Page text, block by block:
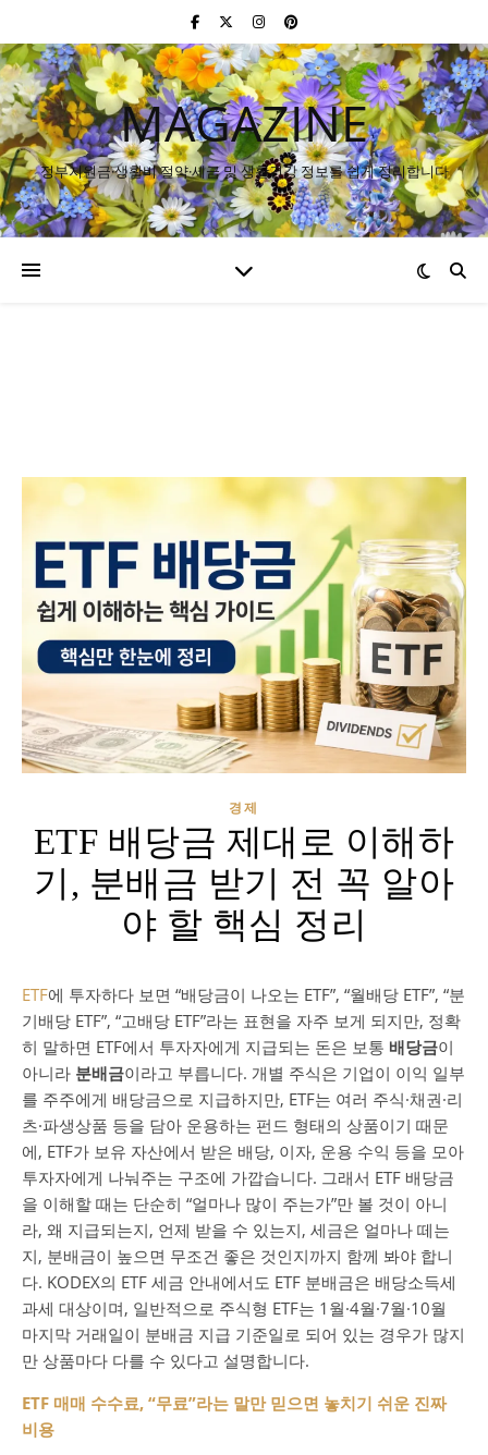
MAGAZINE
정부지원금·생활비 절약·세금 및 생활건강 정보를 쉽게 정리합니다
경제
ETF 배당금 제대로 이해하
기, 분배금 받기 전 꼭 알아
야 할 핵심 정리
ETF에 투자하다 보면 “배당금이 나오는 ETF”, “월배당 ETF”, “분
기배당 ETF”, “고배당 ETF”라는 표현을 자주 보게 되지만, 정확
히 말하면 ETF에서 투자자에게 지급되는 돈은 보통 배당금이
아니라 분배금이라고 부릅니다. 개별 주식은 기업이 이익 일부
를 주주에게 배당금으로 지급하지만, ETF는 여러 주식·채권·리
츠·파생상품 등을 담아 운용하는 펀드 형태의 상품이기 때문
에, ETF가 보유 자산에서 받은 배당, 이자, 운용 수익 등을 모아
투자자에게 나눠주는 구조에 가깝습니다. 그래서 ETF 배당금
을 이해할 때는 단순히 “얼마나 많이 주는가”만 볼 것이 아니
라, 왜 지급되는지, 언제 받을 수 있는지, 세금은 얼마나 떼는
지, 분배금이 높으면 무조건 좋은 것인지까지 함께 봐야 합니
다. KODEX의 ETF 세금 안내에서도 ETF 분배금은 배당소득세
과세 대상이며, 일반적으로 주식형 ETF는 1월·4월·7월·10월
마지막 거래일이 분배금 지급 기준일로 되어 있는 경우가 많지
만 상품마다 다를 수 있다고 설명합니다.
ETF 매매 수수료, “무료”라는 말만 믿으면 놓치기 쉬운 진짜
비용